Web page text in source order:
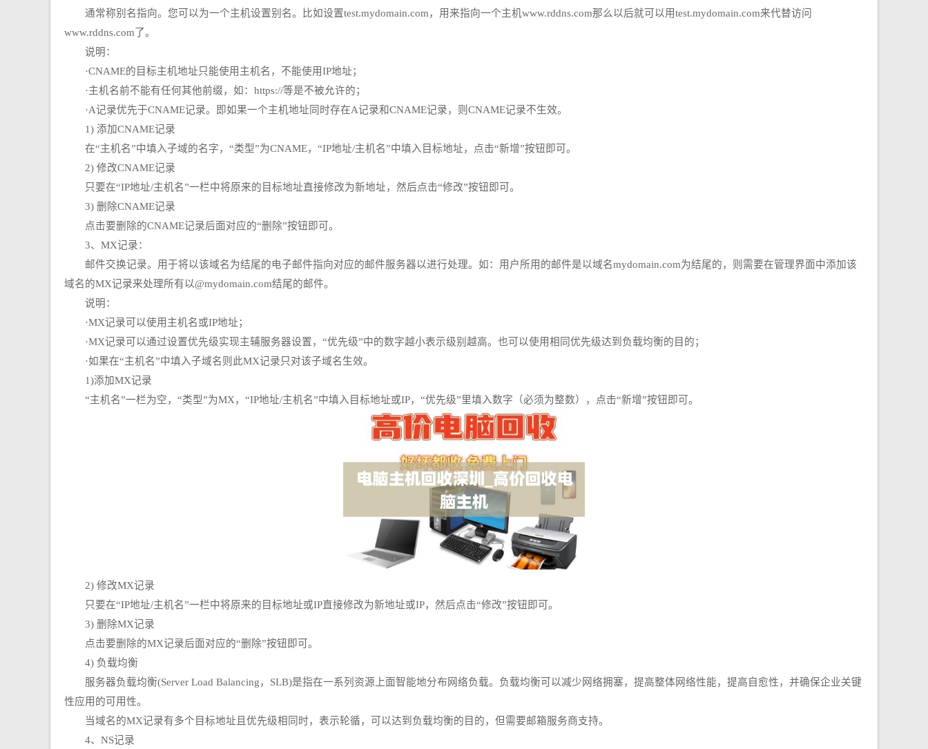
通常称别名指向。您可以为一个主机设置别名。比如设置test.mydomain.com，用来指向一个主机www.rddns.com那么以后就可以用test.mydomain.com来代替访问
www.rddns.com了。
说明：
·CNAME的目标主机地址只能使用主机名，不能使用IP地址；
·主机名前不能有任何其他前缀，如：https://等是不被允许的；
·A记录优先于CNAME记录。即如果一个主机地址同时存在A记录和CNAME记录，则CNAME记录不生效。
1) 添加CNAME记录
在“主机名”中填入子域的名字，“类型”为CNAME，“IP地址/主机名”中填入目标地址，点击“新增”按钮即可。
2) 修改CNAME记录
只要在“IP地址/主机名”一栏中将原来的目标地址直接修改为新地址，然后点击“修改”按钮即可。
3) 删除CNAME记录
点击要删除的CNAME记录后面对应的“删除”按钮即可。
3、MX记录：
邮件交换记录。用于将以该域名为结尾的电子邮件指向对应的邮件服务器以进行处理。如：用户所用的邮件是以域名mydomain.com为结尾的，则需要在管理界面中添加该
域名的MX记录来处理所有以@mydomain.com结尾的邮件。
说明：
·MX记录可以使用主机名或IP地址；
·MX记录可以通过设置优先级实现主辅服务器设置，“优先级”中的数字越小表示级别越高。也可以使用相同优先级达到负载均衡的目的；
·如果在“主机名”中填入子域名则此MX记录只对该子域名生效。
1)添加MX记录
“主机名”一栏为空，“类型”为MX，“IP地址/主机名”中填入目标地址或IP，“优先级”里填入数字（必须为整数），点击“新增”按钮即可。
2) 修改MX记录
只要在“IP地址/主机名”一栏中将原来的目标地址或IP直接修改为新地址或IP，然后点击“修改”按钮即可。
3) 删除MX记录
点击要删除的MX记录后面对应的“删除”按钮即可。
4) 负载均衡
服务器负载均衡(Server Load Balancing，SLB)是指在一系列资源上面智能地分布网络负载。负载均衡可以减少网络拥塞，提高整体网络性能，提高自愈性，并确保企业关键
性应用的可用性。
当域名的MX记录有多个目标地址且优先级相同时，表示轮循，可以达到负载均衡的目的，但需要邮箱服务商支持。
4、NS记录